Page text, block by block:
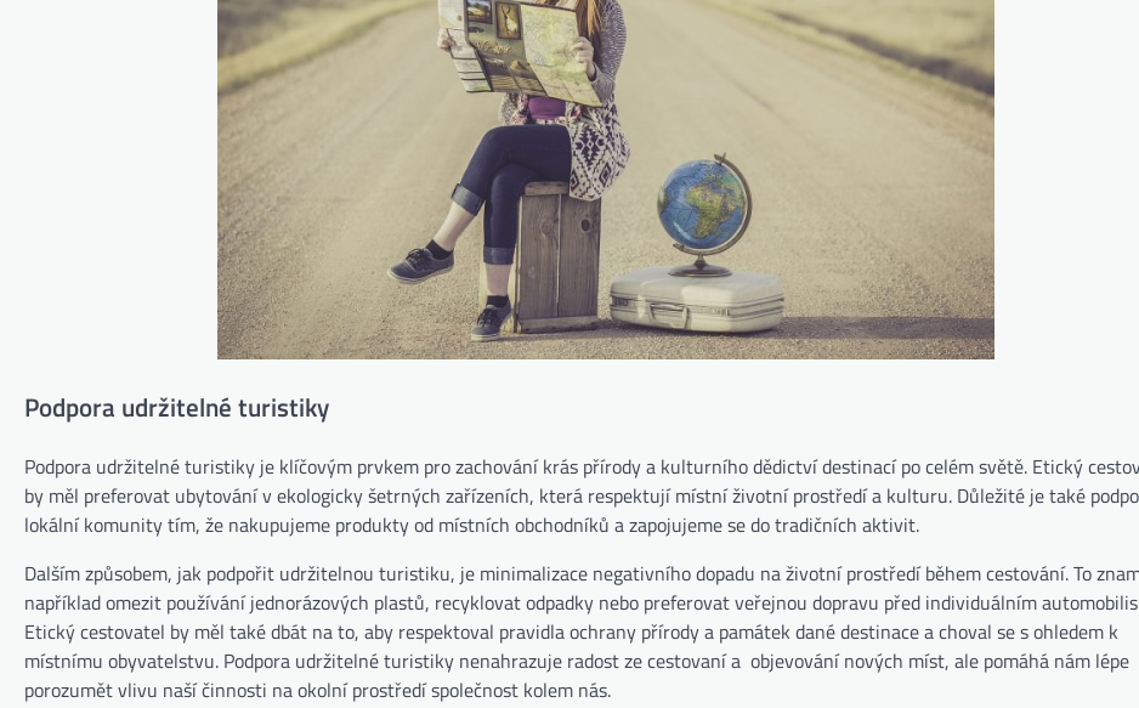
Podpora udržitelné turistiky
Podpora udržitelné turistiky je klíčovým prvkem pro zachování krás přírody a kulturního dědictví destinací po celém světě. Etický
by měl preferovat ubytování v ekologicky šetrných zařízeních, která respektují místní životní prostředí a kulturu. Důležité je také
lokální komunity tím, že nakupujeme produkty od místních obchodníků a zapojujeme se do tradičních aktivit.
Dalším způsobem, jak podpořit udržitelnou turistiku, je minimalizace negativního dopadu na životní prostředí během cestování. To
například omezit používání jednorázových plastů, recyklovat odpadky nebo preferovat veřejnou dopravu před individuálním
Etický cestovatel by měl také dbát na to, aby respektoval pravidla ochrany přírody a památek dané destinace a choval se s ohledem k
místnímu obyvatelstvu. Podpora udržitelné turistiky nenahrazuje radost ze cestovaní a objevování nových míst, ale pomáhá nám lépe
porozumět vlivu naší činnosti na okolní prostředí společnost kolem nás.